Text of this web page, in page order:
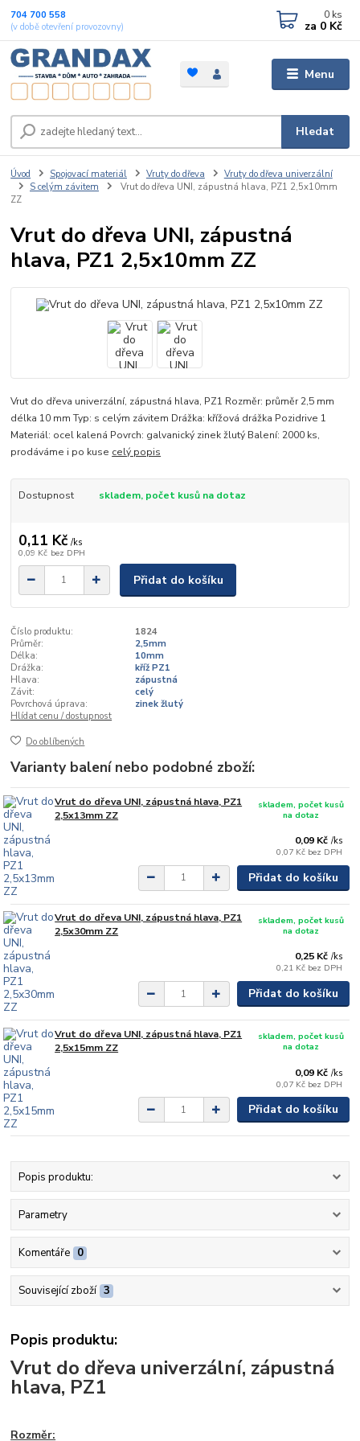
Menu
Hledat
704 700 558
(v době otevření provozovny)
0 ks
za 0 Kč
Úvod Spojovací materiál Vruty do dřeva
Vruty do dřeva univerzální
S celým závitem
Vrut do dřeva UNI, zápustná hlava, PZ1 2,5x10mm
ZZ
Vrut do dřeva UNI, zápustná
hlava, PZ1 2,5x10mm ZZ
Vrut do dřeva univerzální, zápustná hlava, PZ1 Rozměr: průměr 2,5 mm
délka 10 mm Typ: s celým závitem Drážka: křížová drážka Pozidrive 1
Materiál: ocel kalená Povrch: galvanický zinek žlutý Balení: 2000 ks,
prodáváme i po kuse celý popis
Dostupnost skladem, počet kusů na dotaz
0,11 Kč /ks
0,09 Kč bez DPH
Přidat do košíku
Číslo produktu:
1824
Průměr:
2,5mm
Délka:
10mm
Drážka:
kříž PZ1
Hlava:
zápustná
Závit:
celý
Povrchová úprava:
zinek žlutý
Hlídat cenu / dostupnost
Do oblíbených
Varianty balení nebo podobné zboží:
Vrut do dřeva UNI, zápustná hlava, PZ1
2,5x13mm ZZ
0,09 Kč /ks
0,07 Kč bez DPH
skladem, počet kusů
na dotaz
Přidat do košíku
Vrut do dřeva UNI, zápustná hlava, PZ1
2,5x30mm ZZ
0,25 Kč /ks
0,21 Kč bez DPH
skladem, počet kusů
na dotaz
Přidat do košíku
Vrut do dřeva UNI, zápustná hlava, PZ1
2,5x15mm ZZ
0,09 Kč /ks
0,07 Kč bez DPH
skladem, počet kusů
na dotaz
Přidat do košíku
Popis produktu:
Parametry
Komentáře 0
Související zboží 3
Popis produktu:
Vrut do dřeva univerzální, zápustná
hlava, PZ1
Rozměr: